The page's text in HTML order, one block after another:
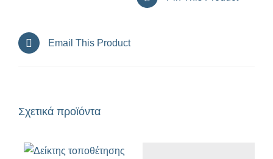
Email This Product
Σχετικά προϊόντα